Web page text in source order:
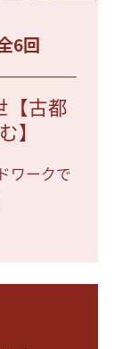
6回
【古都
】
ワークで